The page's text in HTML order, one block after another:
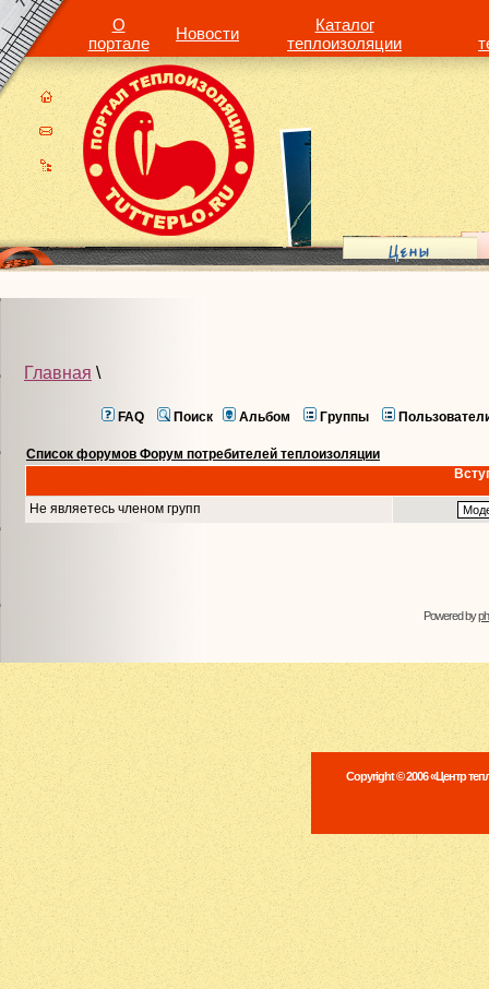
О
портале
Новости
Каталог
теплоизоляции
Главная \
FAQ Поиск Альбом Группы
Список форумов Форум потребителей теплоизоляции
Не являетесь членом групп
Powered by
Copyright © 2006 «Центр